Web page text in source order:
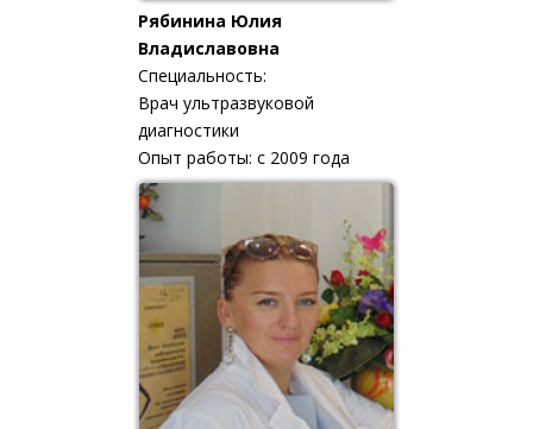
Рябинина Юлия
Владиславовна
Специальность:
Врач ультразвуковой
диагностики
Опыт работы: с 2009 года